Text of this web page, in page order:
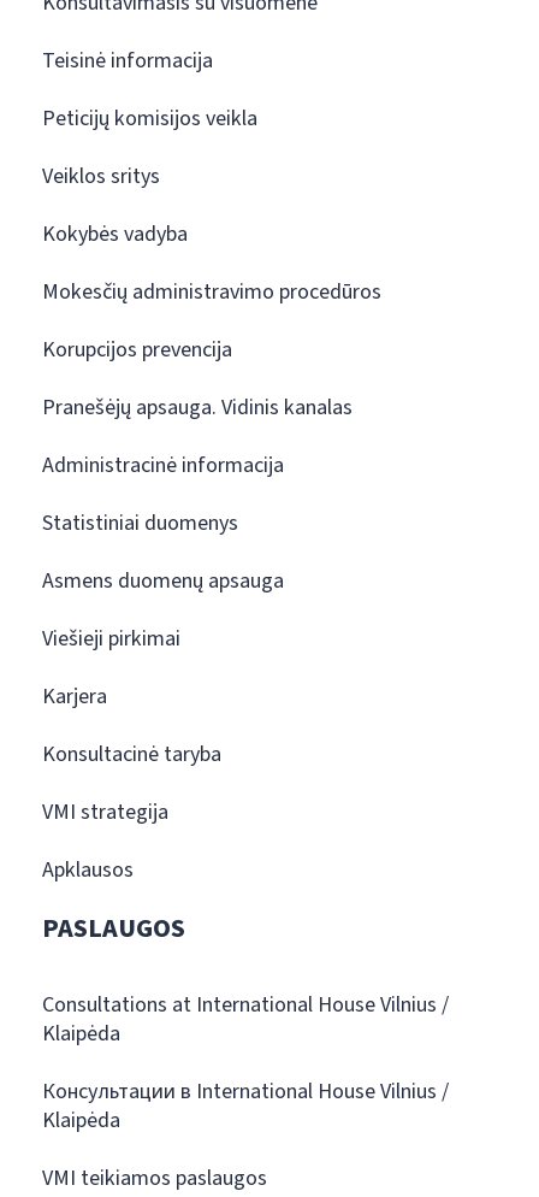
Teisinė informacija
Peticijų komisijos veikla
Veiklos sritys
Kokybės vadyba
Mokesčių administravimo procedūros
Korupcijos prevencija
Pranešėjų apsauga. Vidinis kanalas
Administracinė informacija
Statistiniai duomenys
Asmens duomenų apsauga
Viešieji pirkimai
Karjera
Konsultacinė taryba
VMI strategija
Apklausos
PASLAUGOS
Consultations at International House Vilnius /
Klaipėda
Консультации в International House Vilnius /
Klaipėda
VMI teikiamos paslaugos